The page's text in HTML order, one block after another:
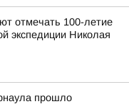
отмечать 100-летие
экспедиции Николая
прошло